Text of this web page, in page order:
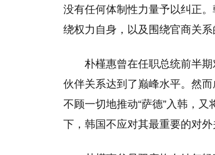
没有任何体制性力量予以纠正
绕权力自身，以及围绕官商关系
朴槿惠曾在任职总统前半
伙伴关系达到了巅峰水平。然
不顾一切地推动“萨德”入韩，
下，韩国不应对其最重要的对